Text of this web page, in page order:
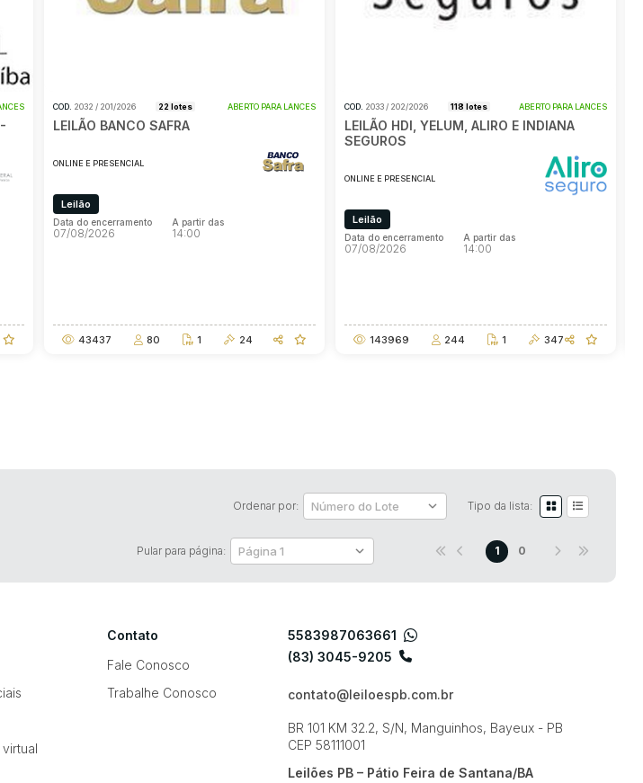
COD. 2032 / 201/2026 22 lotes ABERTO PARA LANCES
LEILÃO BANCO SAFRA
ONLINE E PRESENCIAL
Leilão
Data do encerramento
07/08/2026
A partir das
14:00
43437 80 1 24
COD. 2033 / 202/2026 118 lotes ABERTO PARA LANCES
LEILÃO HDI, YELUM, ALIRO E INDIANA
SEGUROS
ONLINE E PRESENCIAL
Leilão
Data do encerramento
07/08/2026
A partir das
14:00
143969 244 1 347
Ordenar por: Tipo da lista:
Pular para página: 1 0
Contato
Fale Conosco
Trabalhe Conosco
5583987063661
(83) 3045-9205
contato@leiloespb.com.br
BR 101 KM 32.2, S/N, Manguinhos, Bayeux - PB
CEP 58111001
Leilões PB – Pátio Feira de Santana/BA